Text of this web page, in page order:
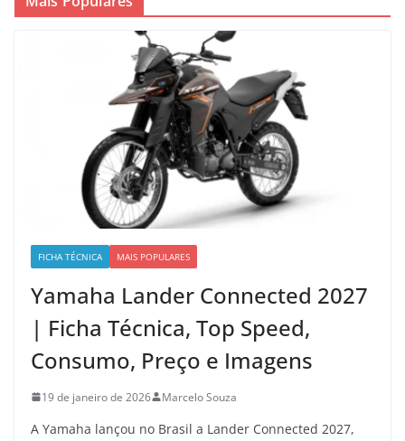
FICHA TÉCNICA MAIS POPULARES
Yamaha Lander Connected 2027
| Ficha Técnica, Top Speed,
Consumo, Preço e Imagens
19 de janeiro de 2026 Marcelo Souza
A Yamaha lançou no Brasil a Lander Connected 2027,